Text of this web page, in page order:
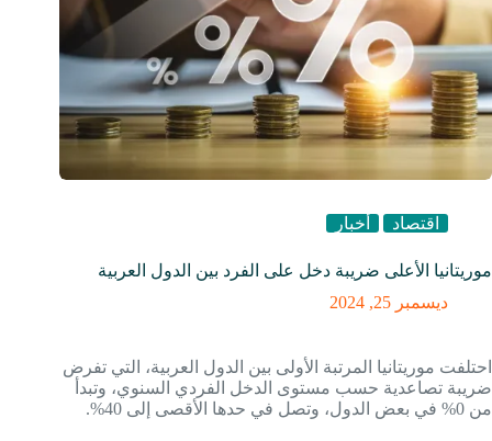
اقتصاد أخبار
موريتانيا الأعلى ضريبة دخل على الفرد بين الدول العربية
ديسمبر 25, 2024
احتلفت موريتانيا المرتبة الأولى بين الدول العربية، التي تفرض
ضريبة تصاعدية حسب مستوى الدخل الفردي السنوي، وتبدأ
من 0% في بعض الدول، وتصل في حدها الأقصى إلى 40%.